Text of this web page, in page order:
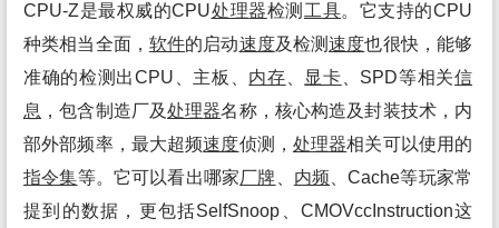
CPU-Z是最权威的CPU处理器检测 工具。它支持的CPU
种类相当全面， 软件的启动速度及检测速度也很快，能够
准确的检测出CPU、主板、 内存 显卡 、SPD等相关信
息 ，包含制造厂及处理器名称，核心构造及封装技术，内
部外部频率，最大超频速度侦测， 处理器相关可以使用的
指令集等。它可以看出哪家厂牌 内频 、Cache等玩家常
提到的数据，更包括SelfSnoop、CMOVccInstruction这